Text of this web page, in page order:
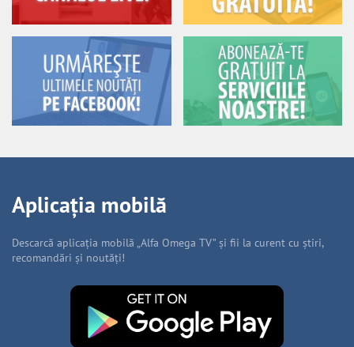
Aplicația mobilă
Descarcă aplicația mobilă „Alfa Omega TV” și fii la curent cu știri,
recomandări și noutăți!